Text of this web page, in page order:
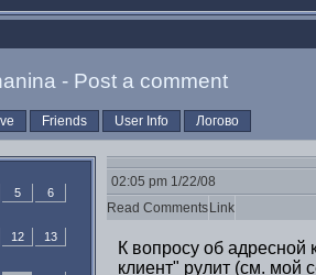
- Post a comment
Friends User Info Логово
5
6
12
13
02:05 pm 1/22/08
Read Comments Link
К вопросу об
клиент" рулит (см. мой